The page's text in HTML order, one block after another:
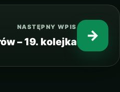
NASTĘPNY WPIS
– 19. kolejka →